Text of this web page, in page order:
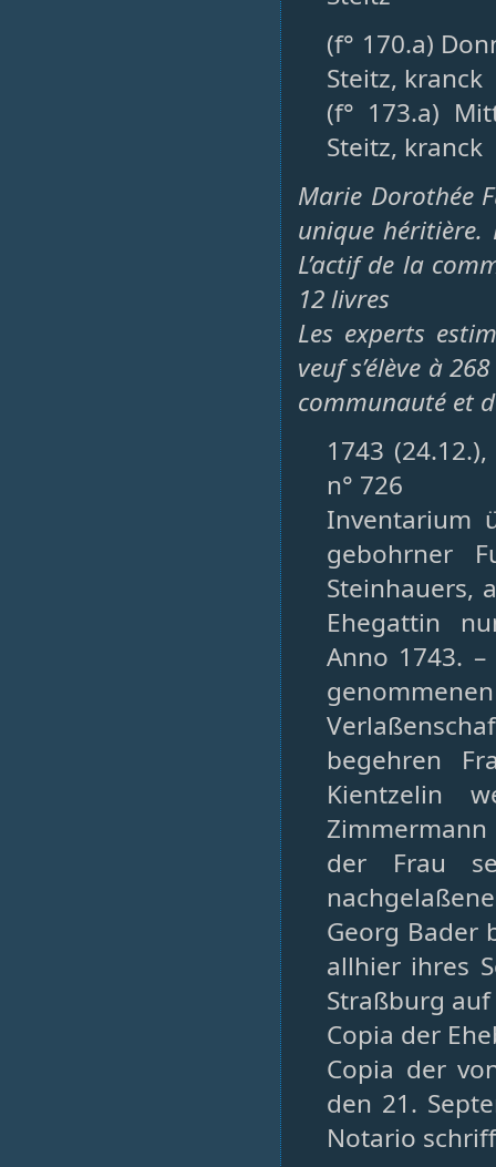
(f° 170.a)
Steitz, kranck
(f° 173.a)
Steitz, kranck
Marie Dorothée
unique héritière.
L’actif de la
12 livres
Les experts
veuf s’élève à
communauté et
1743
n° 726
Inventarium
gebohrner
Steinhauers,
Ehegattin
Anno 1743.
begehren
Kientzelin
der Frau
Georg Bader
allhier ihres
Straßburg
Copia der
Copia der
den 21.
Notario